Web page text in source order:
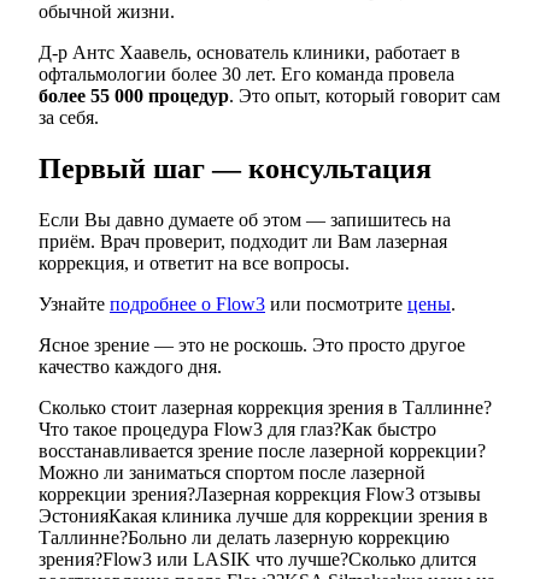
обычной жизни.
Д-р Антс Хаавель, основатель клиники, работает в
офтальмологии более 30 лет. Его команда провела
более 55 000 процедур. Это опыт, который говорит сам
за себя.
Первый шаг — консультация
Если Вы давно думаете об этом — запишитесь на
приём. Врач проверит, подходит ли Вам лазерная
коррекция, и ответит на все вопросы.
Узнайте подробнее о Flow3 или посмотрите цены.
Ясное зрение — это не роскошь. Это просто другое
качество каждого дня.
Сколько стоит лазерная коррекция зрения в Таллинне?
Что такое процедура Flow3 для глаз?Как быстро
восстанавливается зрение после лазерной коррекции?
Можно ли заниматься спортом после лазерной
коррекции зрения?Лазерная коррекция Flow3 отзывы
ЭстонияКакая клиника лучше для коррекции зрения в
Таллинне?Больно ли делать лазерную коррекцию
зрения?Flow3 или LASIK что лучше?Сколько длится